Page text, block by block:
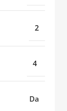
2
4
Da